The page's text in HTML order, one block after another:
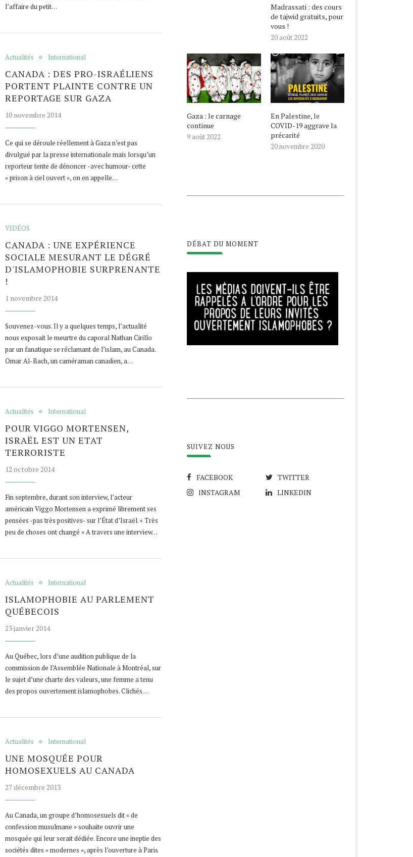
l’affaire du petit…
Actualités International
CANADA : DES PRO-ISRAÉLIENS
PORTENT PLAINTE CONTRE UN
REPORTAGE SUR GAZA
10 novembre 2014
Ce qui se déroule réellement à Gaza n’est pas
divulgué par la presse internationale mais lorsqu’un
reporteur tente de dénoncer -avec humour- cette
« prison à ciel ouvert », on en appelle…
VIDÉOS
CANADA : UNE EXPÉRIENCE
SOCIALE MESURANT LE DÉGRÉ
D'ISLAMOPHOBIE SURPRENANTE
!
1 novembre 2014
Souvenez-vous. Il y a quelques temps, l’actualité
nous exposait le meurtre du caporal Nathan Cirillo
par un fanatique se réclamant de l’islam, au Canada.
Omar Al-Bach, un caméraman canadien, a…
Actualités International
POUR VIGGO MORTENSEN,
ISRAËL EST UN ETAT
TERRORISTE
12 octobre 2014
Fin septembre, durant son interview, l’acteur
américain Viggo Mortensen a exprimé librement ses
pensées -pas très positives- sur l’État d’Israël. « Très
peu de choses ont changé » A travers une interview…
Actualités International
ISLAMOPHOBIE AU PARLEMENT
QUÉBECOIS
23 janvier 2014
Au Québec, lors d’une audition publique de la
commission de l’Assemblée Nationale à Montréal, sur
le sujet d’une charte des valeurs, une femme a tenu
des propos ouvertement islamophobes. Clichés…
Actualités International
UNE MOSQUÉE POUR
HOMOSEXUELS AU CANADA
27 décembre 2013
Au Canada, un groupe d’homosexuels dit « de
confession musulmane » souhaite ouvrir une
mosquée qui leur serait dédiée. Encore une ineptie des
sociétés dites « modernes », après l’ouverture à Paris
Madrassati : des cours
de tajwid gratuits, pour
vous !
20 août 2022
Gaza : le carnage
continue
9 août 2022
En Palestine, le
COVID-19 aggrave la
précarité
20 novembre 2020
DÉBAT DU MOMENT
SUIVEZ NOUS
FACEBOOK
TWITTER
INSTAGRAM
LINKEDIN